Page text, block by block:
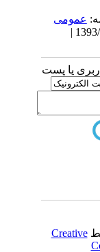
عمومى
دریافت: 1393/12/20 | پذیرش: 1393/12/20 |
یا پست
Creative